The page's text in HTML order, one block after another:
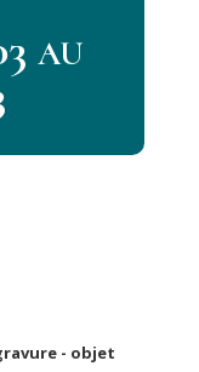
au
- objet